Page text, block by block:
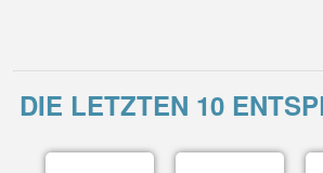
DIE LETZTEN 10